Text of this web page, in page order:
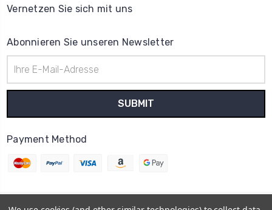
Vernetzen Sie sich mit uns
Abonnieren Sie unseren Newsletter
Mail-
Adresse
Payment Method